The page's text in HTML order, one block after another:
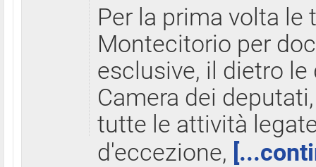
Per la prima volta le
Montecitorio per
esclusive, il dietro
Camera dei
tutte le attività
d'eccezione,